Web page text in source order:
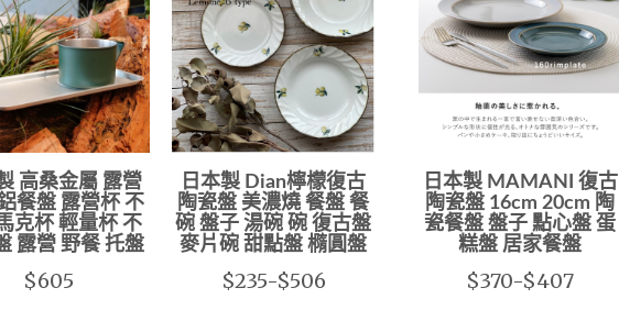
高桑金屬 露營
餐盤 露營杯 不
克杯 輕量杯 不
露營 野餐 托盤
$605
日本製 Dian檸檬復古
陶瓷盤 美濃燒 餐盤 餐
碗 盤子 湯碗 碗 復古盤
麥片碗 甜點盤 橢圓盤
$235-$506
日本製 MAMANI 復古
陶瓷盤 16cm 20cm 陶
瓷餐盤 盤子 點心盤 蛋
糕盤 居家餐盤
$370-$407